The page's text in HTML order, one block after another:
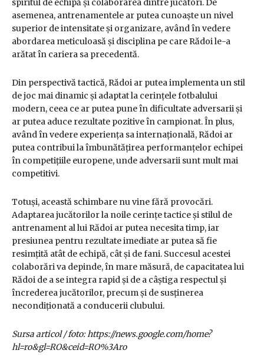
spiritul de echipă și colaborarea dintre jucători. De
asemenea, antrenamentele ar putea cunoaște un nivel
superior de intensitate și organizare, având în vedere
abordarea meticuloasă și disciplina pe care Rădoi le-a
arătat în cariera sa precedentă.
Din perspectivă tactică, Rădoi ar putea implementa un stil
de joc mai dinamic și adaptat la cerințele fotbalului
modern, ceea ce ar putea pune în dificultate adversarii și
ar putea aduce rezultate pozitive în campionat. În plus,
având în vedere experiența sa internațională, Rădoi ar
putea contribui la îmbunătățirea performanțelor echipei
în competițiile europene, unde adversarii sunt mult mai
competitivi.
Totuși, această schimbare nu vine fără provocări.
Adaptarea jucătorilor la noile cerințe tactice și stilul de
antrenament al lui Rădoi ar putea necesita timp, iar
presiunea pentru rezultate imediate ar putea să fie
resimțită atât de echipă, cât și de fani. Succesul acestei
colaborări va depinde, în mare măsură, de capacitatea lui
Rădoi de a se integra rapid și de a câștiga respectul și
încrederea jucătorilor, precum și de susținerea
necondiționată a conducerii clubului.
Sursa articol / foto: https://news.google.com/home?
hl=ro&gl=RO&ceid=RO%3Aro